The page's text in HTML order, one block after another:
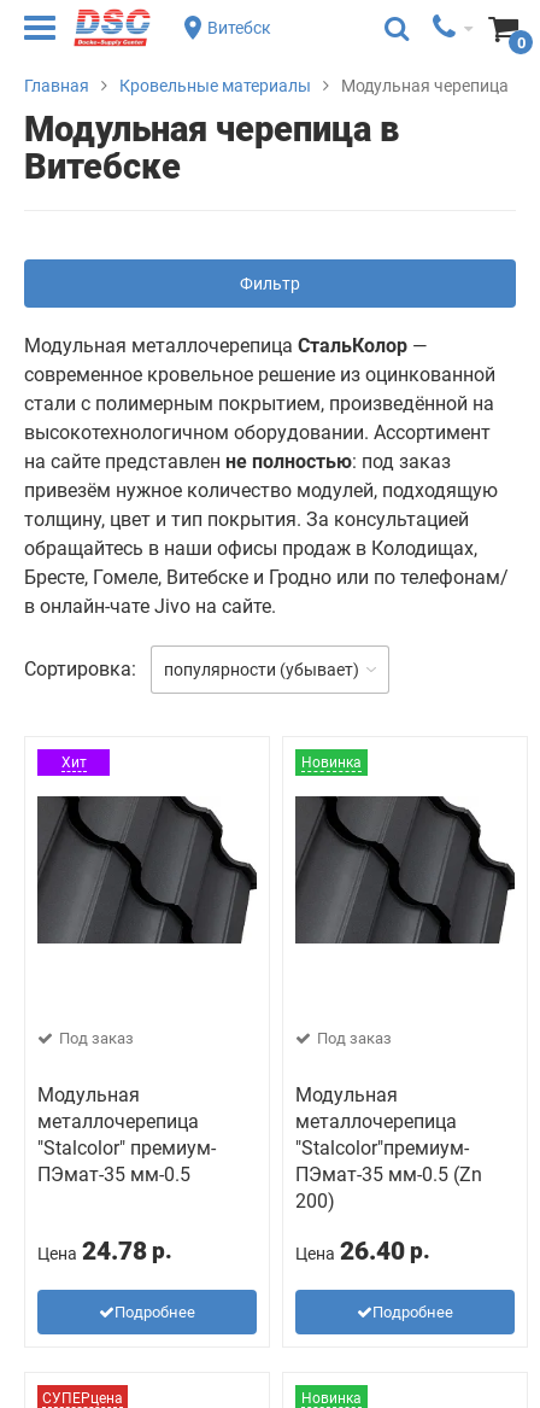
Витебск
0
Главная Кровельные материалы Модульная черепица
Модульная черепица в
Витебске
Фильтр
Модульная металлочерепица СтальКолор —
современное кровельное решение из оцинкованной
стали с полимерным покрытием, произведённой на
высокотехнологичном оборудовании. Ассортимент
на сайте представлен не полностью: под заказ
привезём нужное количество модулей, подходящую
толщину, цвет и тип покрытия. За консультацией
обращайтесь в наши офисы продаж в Колодищах,
Бресте, Гомеле, Витебске и Гродно или по телефонам/
в онлайн-чате Jivo на сайте.
Сортировка: популярности (убывает)
Хит
Под заказ
Модульная
металлочерепица
"Stalcolor" премиум-
ПЭмат-35 мм-0.5
Цена 24.78 р.
Подробнее
Новинка
Под заказ
Модульная
металлочерепица
"Stalcolor"премиум-
ПЭмат-35 мм-0.5 (Zn
200)
Цена 26.40 р.
Подробнее
СУПЕРцена Новинка